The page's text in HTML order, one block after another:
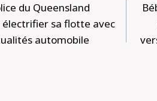
du Queensland
électrifier sa flotte avec
automobile